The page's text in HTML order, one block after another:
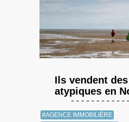
Ils vendent
atypiques en
#AGENCE IMMOBILIÈRE